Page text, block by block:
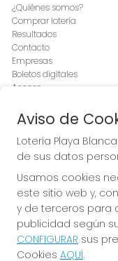
¿Quiénes somos?
Comprar lotería
Resultados
Contacto
Empresas
Boletos digitales
Acceso
CONTACTO
Lotería Playa Blanca
928517402
Clica aquí para
687553592
Doña Bienvenida Martín
Aviso de
Lotería Playa
de sus datos
Usamos cookies
este sitio web y,
y de terceros para
publicidad según
CONFIGURAR sus
Cookies AQUÍ.